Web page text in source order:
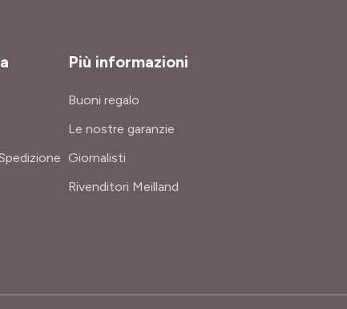
Più informazioni
Buoni regalo
Le nostre garanzie
Giornalisti
Rivenditori Meilland